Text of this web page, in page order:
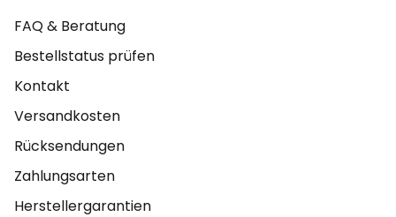
FAQ & Beratung
Bestellstatus prüfen
Kontakt
Versandkosten
Rücksendungen
Zahlungsarten
Herstellergarantien